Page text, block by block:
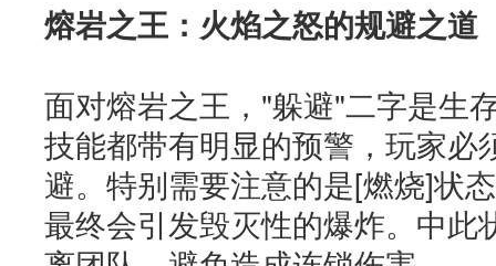
熔岩之王：火焰之怒的规避之道
面对熔岩之王，"躲避"二字是生
技能都带有明显的预警，玩家必
避。特别需要注意的是[燃烧]
最终会引发毁灭性的爆炸。中此